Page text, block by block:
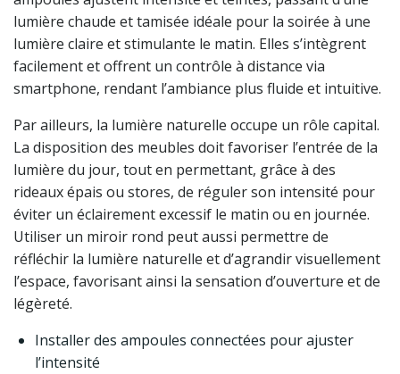
lumière chaude et tamisée idéale pour la soirée à une
lumière claire et stimulante le matin. Elles s’intègrent
facilement et offrent un contrôle à distance via
smartphone, rendant l’ambiance plus fluide et intuitive.
Par ailleurs, la lumière naturelle occupe un rôle capital.
La disposition des meubles doit favoriser l’entrée de la
lumière du jour, tout en permettant, grâce à des
rideaux épais ou stores, de réguler son intensité pour
éviter un éclairement excessif le matin ou en journée.
Utiliser un miroir rond peut aussi permettre de
réfléchir la lumière naturelle et d’agrandir visuellement
l’espace, favorisant ainsi la sensation d’ouverture et de
légèreté.
Installer des ampoules connectées pour ajuster
l’intensité